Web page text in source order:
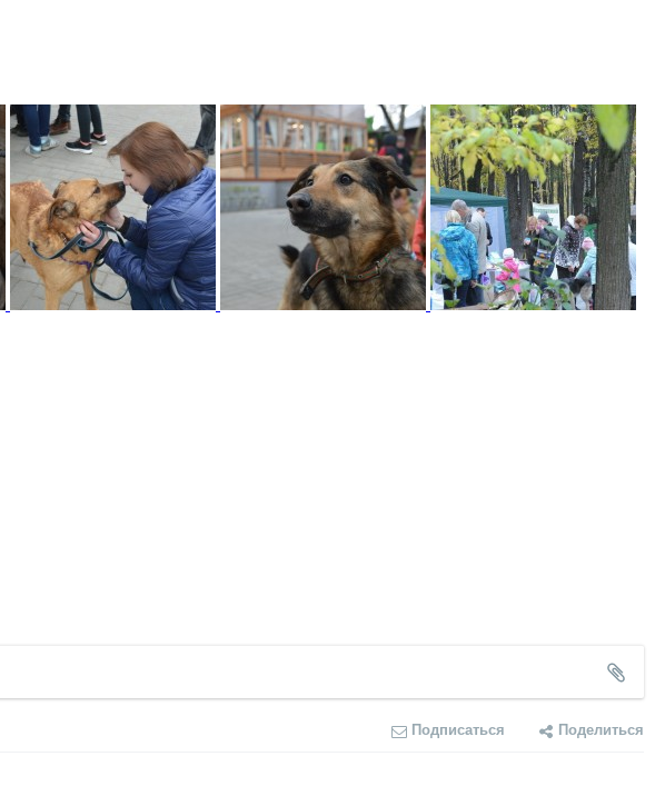
Подписаться Поделиться